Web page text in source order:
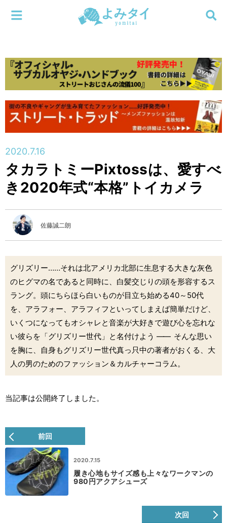
新着
連載
新刊
編集部
検索する
メニューを閉じる
2020.7.16
タカラトミーPixtossは、愛すべ
き2020年式“本格”トイカメラ
佐藤誠二朗
グリズリー……それは北アメリカ北部に生息する大きな灰色
のヒグマの名であると同時に、白髪交じりの頭を形容するス
ラング。頭にちらほら白いものが目立ち始める40～50代
を、アラフォー、アラフィフといってしまえば簡単だけど、
いくつになってもオシャレと音楽が大好きで遊び心を忘れな
い彼らを「グリズリー世代」と名付けよう ―― そんな思い
を胸に、自身もグリズリー世代真っ只中の著者がおくる、大
人の男のためのファッション＆カルチャーコラム。
当記事は公開終了しました。
前回
2020.7.15
履き心地もサイズ感も上々なワークマンの
980円アクアシューズ
次回